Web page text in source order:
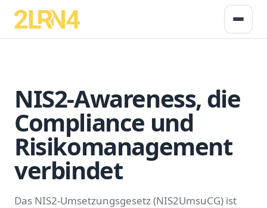
NIS2-Awareness, die
Compliance und
Risikomanagement
verbindet
Das NIS2-Umsetzungsgesetz (NIS2UmsuCG) ist